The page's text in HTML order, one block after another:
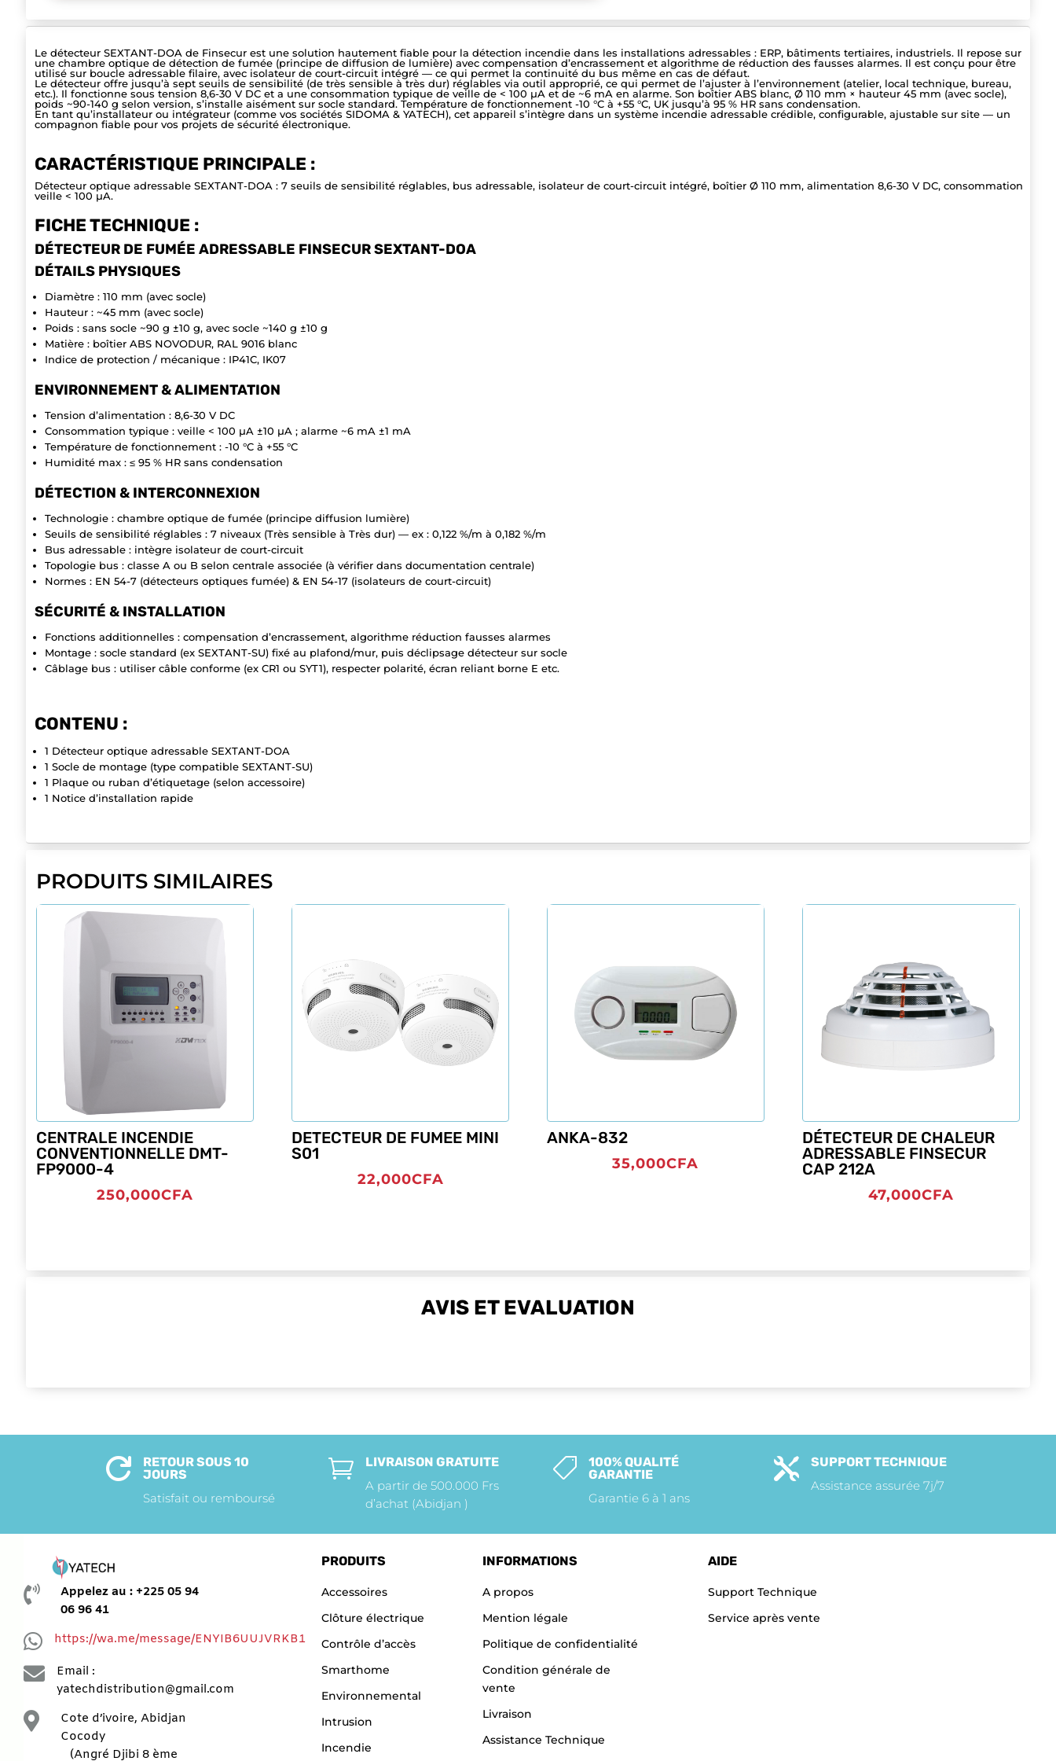
Le détecteur SEXTANT-DOA de Finsecur est une solution hautement fiable pour la détection incendie dans les installations adressables : ERP, bâtiments tertiaires, industriels. Il repose sur
une chambre optique de détection de fumée (principe de diffusion de lumière) avec compensation d’encrassement et algorithme de réduction des fausses alarmes. Il est conçu pour être
utilisé sur boucle adressable filaire, avec isolateur de court-circuit intégré — ce qui permet la continuité du bus même en cas de défaut.
Le détecteur offre jusqu’à sept seuils de sensibilité (de très sensible à très dur) réglables via outil approprié, ce qui permet de l’ajuster à l’environnement (atelier, local technique, bureau,
etc.). Il fonctionne sous tension 8,6-30 V DC et a une consommation typique de veille de < 100 µA et de ~6 mA en alarme. Son boîtier ABS blanc, Ø 110 mm × hauteur 45 mm (avec socle),
poids ~90-140 g selon version, s’installe aisément sur socle standard. Température de fonctionnement -10 °C à +55 °C, UK jusqu’à 95 % HR sans condensation.
En tant qu’installateur ou intégrateur (comme vos sociétés SIDOMA & YATECH), cet appareil s’intègre dans un système incendie adressable crédible, configurable, ajustable sur site — un
compagnon fiable pour vos projets de sécurité électronique.
CARACTÉRISTIQUE PRINCIPALE :
Détecteur optique adressable SEXTANT-DOA : 7 seuils de sensibilité réglables, bus adressable, isolateur de court-circuit intégré, boîtier Ø 110 mm, alimentation 8,6-30 V DC, consommation
veille < 100 µA.
FICHE TECHNIQUE :
DÉTECTEUR DE FUMÉE ADRESSABLE FINSECUR SEXTANT-DOA
DÉTAILS PHYSIQUES
Diamètre : 110 mm (avec socle)
Hauteur : ~45 mm (avec socle)
Poids : sans socle ~90 g ±10 g, avec socle ~140 g ±10 g
Matière : boîtier ABS NOVODUR, RAL 9016 blanc
Indice de protection / mécanique : IP41C, IK07
ENVIRONNEMENT & ALIMENTATION
Tension d’alimentation : 8,6-30 V DC
Consommation typique : veille < 100 µA ±10 µA ; alarme ~6 mA ±1 mA
Température de fonctionnement : -10 °C à +55 °C
Humidité max : ≤ 95 % HR sans condensation
DÉTECTION & INTERCONNEXION
Technologie : chambre optique de fumée (principe diffusion lumière)
Seuils de sensibilité réglables : 7 niveaux (Très sensible à Très dur) — ex : 0,122 %/m à 0,182 %/m
Bus adressable : intègre isolateur de court-circuit
Topologie bus : classe A ou B selon centrale associée (à vérifier dans documentation centrale)
Normes : EN 54-7 (détecteurs optiques fumée) & EN 54-17 (isolateurs de court-circuit)
SÉCURITÉ & INSTALLATION
Fonctions additionnelles : compensation d’encrassement, algorithme réduction fausses alarmes
Montage : socle standard (ex SEXTANT-SU) fixé au plafond/mur, puis déclipsage détecteur sur socle
Câblage bus : utiliser câble conforme (ex CR1 ou SYT1), respecter polarité, écran reliant borne E etc.
CONTENU :
1 Détecteur optique adressable SEXTANT-DOA
1 Socle de montage (type compatible SEXTANT-SU)
1 Plaque ou ruban d’étiquetage (selon accessoire)
1 Notice d’installation rapide
PRODUITS SIMILAIRES
CENTRALE INCENDIE
CONVENTIONNELLE DMT-
FP9000-4
250,000CFA
DETECTEUR DE FUMEE MINI
S01
22,000CFA
ANKA-832
35,000CFA
DÉTECTEUR DE CHALEUR
ADRESSABLE FINSECUR
CAP 212A
47,000CFA
AVIS ET EVALUATION

RETOUR SOUS 10
JOURS
Satisfait ou remboursé

LIVRAISON GRATUITE
A partir de 500.000 Frs
d’achat (Abidjan )

100% QUALITÉ
GARANTIE
Garantie 6 à 1 ans

SUPPORT TECHNIQUE
Assistance assurée 7j/7

Appelez au : +225 05 94
06 96 41
 https://wa.me/message/ENYIB6UUJVRKB1

Email :
yatechdistribution@gmail.com

Cote d’ivoire, Abidjan
Cocody
(Angré Djibi 8 ème
PRODUITS
Accessoires
Clôture électrique
Contrôle d’accès
Smarthome
Environnemental
Intrusion
Incendie
INFORMATIONS
A propos
Mention légale
Politique de confidentialité
Condition générale de
vente
Livraison
Assistance Technique
AIDE
Support Technique
Service après vente